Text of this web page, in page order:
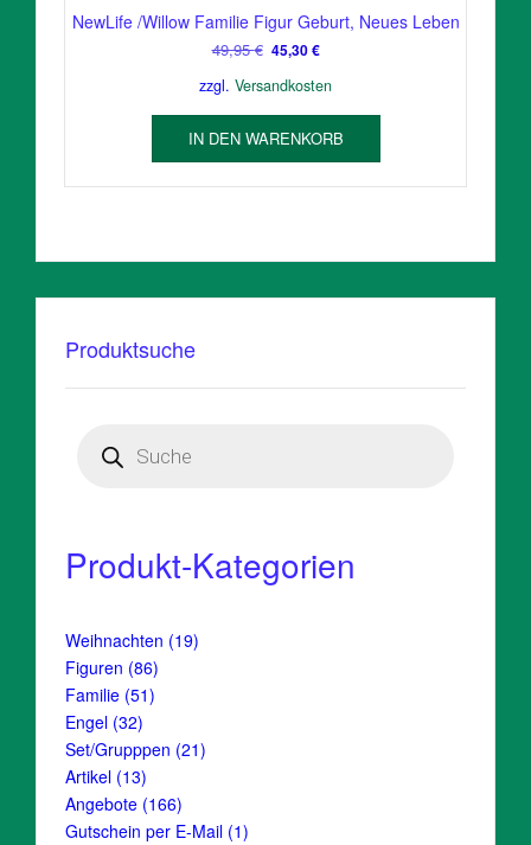
NewLife /Willow Familie Figur Geburt, Neues Leben
49,95€ Ursprünglicher
war:
49,95 €
45,30€Aktueller
ist:
45,30 €.
zzgl. Versandkosten
IN DEN WARENKORB
Produktsuche
search
Produkt-Kategorien
Weihnachten 1919
Figuren 8686
Produkte
Familie 5151
Engel 3232
Produkte
Set/Grupppen 2121
Artikel 1313
Produkte
Angebote 166166
Produkte
Gutschein per E-Mail 11